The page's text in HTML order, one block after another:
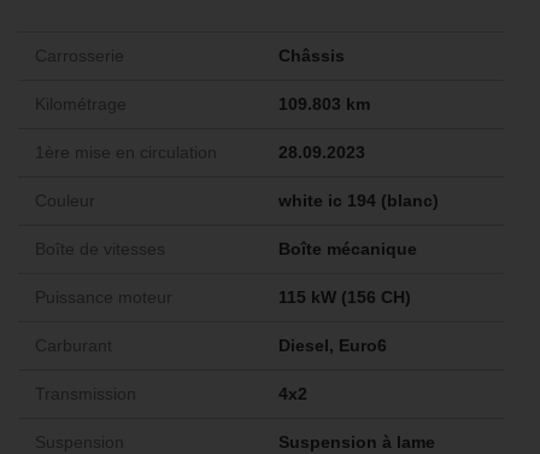
Carrosserie Châssis
Kilométrage 109.803 km
1ère mise en circulation 28.09.2023
Couleur white ic 194 (blanc)
Boîte de vitesses Boîte mécanique
Puissance moteur 115 kW (156 CH)
Carburant Diesel, Euro6
Transmission 4x2
Suspension Suspension à lame